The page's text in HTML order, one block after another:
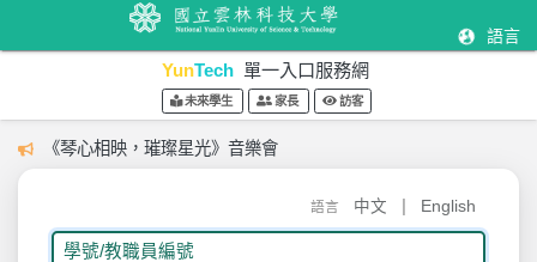
語言
YunTech 單一入口服務網
未來學生 家長 訪客
《琴心相映，璀璨星光》音樂會
語言 中文 English
學號/教職員編號